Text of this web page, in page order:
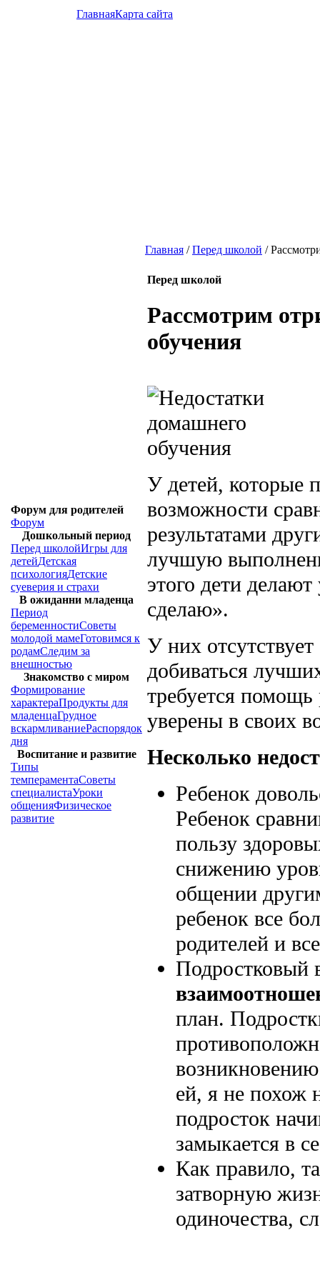
ГлавнаяКарта сайта
Форум для родителей
Форум
Дошкольный период
Перед школойИгры для
детейДетская
психологияДетские
суеверия и страхи
В ожиданни младенца
Период
беременностиСоветы
молодой мамеГотовимся к
родамСледим за
внешностью
Знакомство с миром
Формирование
характераПродукты для
младенцаГрудное
вскармливаниеРаспорядок
дня
Воспитание и развитие
Типы
темпераментаСоветы
специалистаУроки
общенияФизическое
развитие
Главная /Перед школой /
Перед школой
Рассмотрим
обучения
У детей, которые
возможности
результатами
лучшую
этого дети
сделаю».
У них
добиваться
требуется помощь
уверены в своих
Несколько
Ребенок
Ребенок
пользу
снижению
общении
ребенок все
родителей и
Подростковый
план.
ей, я не похож
подросток
замыкается в
Как правило,
затворную
одиночества,